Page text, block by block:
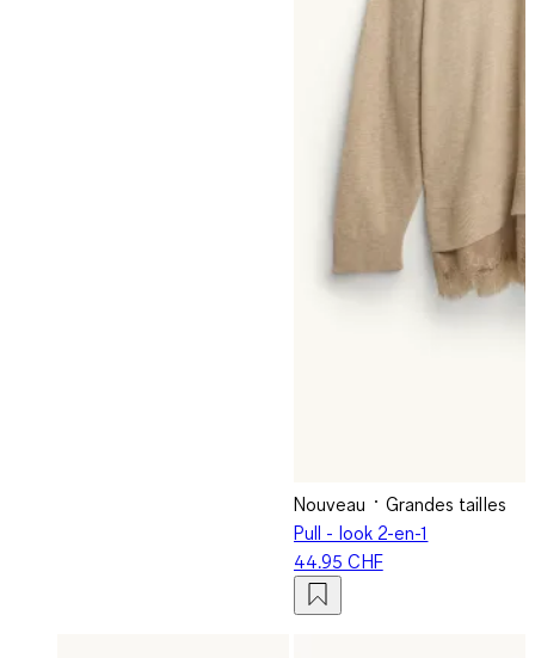
Nouveau
Grandes tailles
Pull - look 2-en-1
44.95 CHF